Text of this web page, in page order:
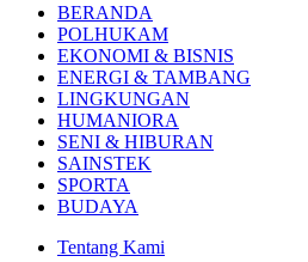
BERANDA
POLHUKAM
EKONOMI & BISNIS
ENERGI & TAMBANG
LINGKUNGAN
HUMANIORA
SENI & HIBURAN
SAINSTEK
SPORTA
BUDAYA
Tentang Kami